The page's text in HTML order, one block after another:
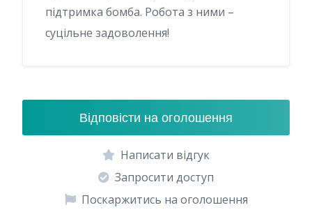
підтримка бомба. Робота з ними –
суцільне задоволення!
Відповісти на оголошення
Написати відгук
Запросити доступ
Поскаржитись на оголошення